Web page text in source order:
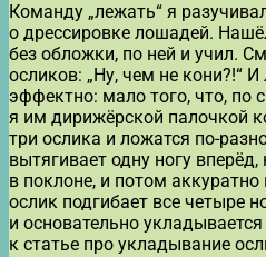
Команду „лежать“ я
о дрессировке лошадей.
без обложки, по ней и учил.
осликов: „Ну, чем не кони?!“
эффектно: мало того, что, по
я им дирижёрской палочкой
три ослика и ложатся по-
вытягивает одну ногу
в поклоне, и потом
ослик подгибает все четыре
и основательно
к статье про укладывание